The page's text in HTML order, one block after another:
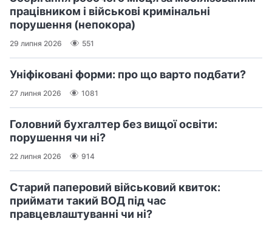
працівником і військові кримінальні
порушення (непокора)
29 липня 2026 551
Уніфіковані форми: про що варто подбати?
27 липня 2026 1081
Головний бухгалтер без вищої освіти:
порушення чи ні?
22 липня 2026 914
Старий паперовий військовий квиток:
приймати такий ВОД під час
правцевлаштуванні чи ні?